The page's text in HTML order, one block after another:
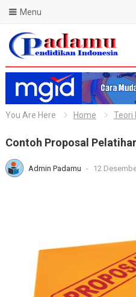
Blog Padamu
Menu
You Are Here Home Teori
Contoh Proposal
Admin Padamu - 12